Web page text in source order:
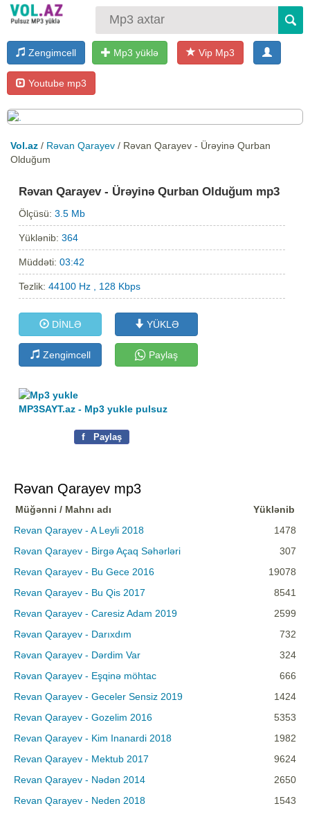
Zengimcell Mp3 yüklə Vip Mp3
Youtube mp3
Vol.az / Rəvan Qarayev / Rəvan Qarayev - Ürəyinə Qurban
Olduğum
Rəvan Qarayev - Ürəyinə Qurban Olduğum mp3
Ölçüsü:3.5 Mb
Yüklənib:364
Müddəti:03:42
Tezlik:44100 Hz , 128 Kbps
DİNLƏ YÜKLƏ
Zengimcell Paylaş
MP3SAYT.az - Mp3 yukle pulsuz
f Paylaş
Rəvan Qarayev mp3
Müğənni / Mahnı adı
Yüklənib
Revan Qarayev - A Leyli 2018
1478
Rəvan Qarayev - Birgə Açaq Səhərləri
307
Revan Qarayev - Bu Gece 2016
19078
Revan Qarayev - Bu Qis 2017
8541
Revan Qarayev - Caresiz Adam 2019
2599
Rəvan Qarayev - Darıxdım
732
Rəvan Qarayev - Dərdim Var
324
Rəvan Qarayev - Eşqinə möhtac
666
Revan Qarayev - Geceler Sensiz 2019
1424
Revan Qarayev - Gozelim 2016
5353
Revan Qarayev - Kim Inanardi 2018
1982
Revan Qarayev - Mektub 2017
9624
Revan Qarayev - Nədən 2014
2650
Revan Qarayev - Neden 2018
1543